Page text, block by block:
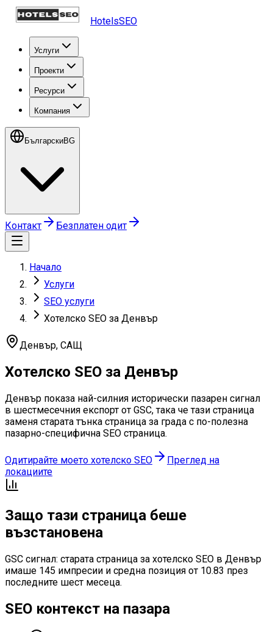
HotelsSEO
Услуги
Проекти
Ресурси
Компания
БългарскиBG
Контакт Безплатен одит
Начало
Услуги
SEO услуги
Хотелско SEO за Денвър
Денвър, САЩ
Хотелско SEO за Денвър
Денвър показа най-силния исторически пазарен сигнал
в шестмесечния експорт от GSC, така че тази страница
заменя старата тънка страница за града с по-полезна
пазарно-специфична SEO страница.
Одитирайте моето хотелско SEO
Преглед на
локациите
Защо тази страница беше
възстановена
GSC сигнал: старата страница за хотелско SEO в Денвър
имаше 145 импресии и средна позиция от 10.83 през
последните шест месеца.
SEO контекст на пазара